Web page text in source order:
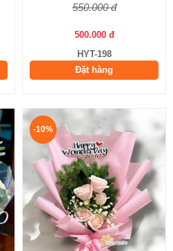
550.000 đ
500.000 đ
HYT-198
Đặt hàng
-10%